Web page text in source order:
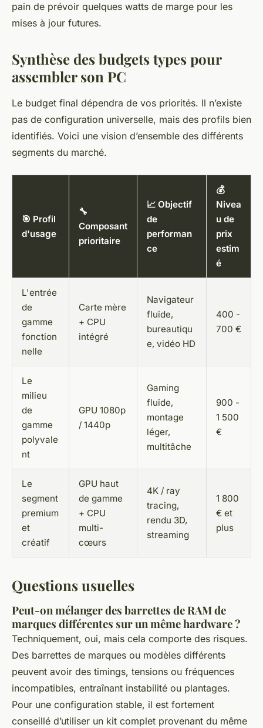
pain de prévoir quelques watts de marge pour les
mises à jour futures.
Synthèse des budgets types pour
assembler son PC
Le budget final dépendra de vos priorités. Il n’existe
pas de configuration universelle, mais des profils bien
identifiés. Voici une vision d’ensemble des différents
segments du marché.
🎯 Profil
d'usage
🔧
Composant
prioritaire
📈 Objectif
de
performan
ce
💰
Nivea
u de
prix
estim
é
L'entrée
de
gamme
fonction
nelle
Carte mère
+ CPU
intégré
Navigateur
fluide,
bureautiqu
e, vidéo HD
400 -
700 €
Le
milieu
de
gamme
polyvale
nt
GPU 1080p
/ 1440p
Gaming
fluide,
montage
léger,
multitâche
900 -
1 500
€
Le
segment
premium
et
créatif
GPU haut
de gamme
+ CPU
multi-
cœurs
4K / ray
tracing,
rendu 3D,
streaming
1 800
€ et
plus
Questions usuelles
Peut-on mélanger des barrettes de RAM de
marques différentes sur un même hardware ?
Techniquement, oui, mais cela comporte des risques.
Des barrettes de marques ou modèles différents
peuvent avoir des timings, tensions ou fréquences
incompatibles, entraînant instabilité ou plantages.
Pour une configuration stable, il est fortement
conseillé d’utiliser un kit complet provenant du même